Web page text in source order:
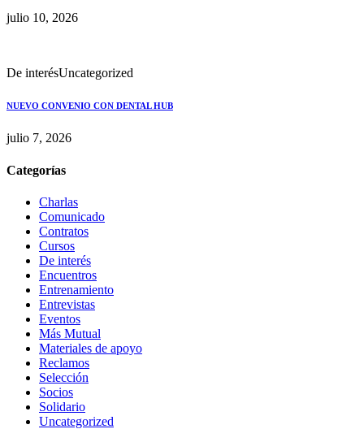
julio 10, 2026
De interésUncategorized
NUEVO CONVENIO CON DENTAL HUB
julio 7, 2026
Categorías
Charlas
Comunicado
Contratos
Cursos
De interés
Encuentros
Entrenamiento
Entrevistas
Eventos
Más Mutual
Materiales de apoyo
Reclamos
Selección
Socios
Solidario
Uncategorized